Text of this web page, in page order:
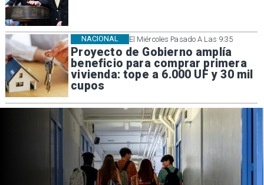
El Miércoles Pasado A Las 9:35
Proyecto de Gobierno amplía
beneficio para comprar primera
vivienda: tope a 6.000 UF y 30 mil
cupos
NACIONAL